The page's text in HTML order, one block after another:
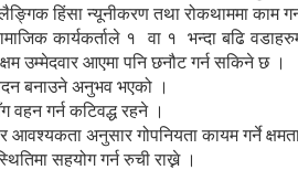
हिंसा न्यूनीकरण तथा रोकथाममा काम
कार्यकर्ताले १ वा १ भन्दा बढि
उम्मेदवार आएमा पनि छनौट गर्न सकिने छ ।
बनाउने अनुभव भएको ।
वहन गर्न कटिवद्ध रहने ।
अनुसार गोपनियता कायम गर्ने
सहयोग गर्न रुची राख्ने ।